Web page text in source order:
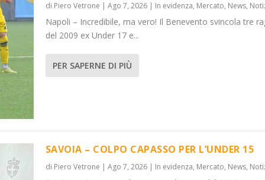
15
di Piero Vetrone | Ago 7, 2026| In evidenza, Mercato, News,
Napoli – Incredibile, ma vero! Il Benevento svincola tre
del 2009 ex Under 17 e...
PER SAPERNE DI PIÙ
SAVOIA – COLPO CAPASSO PER L’UNDER 15
di Piero Vetrone | Ago 7, 2026| In evidenza, Mercato, News,